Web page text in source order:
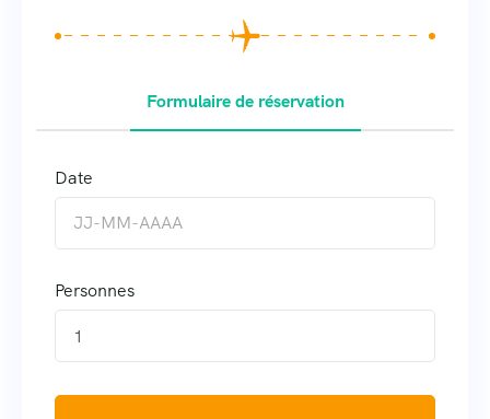
Formulaire de réservation
Date
Personnes
1